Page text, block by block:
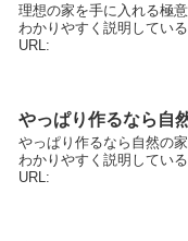
理想の家を手に入れる極
わかりやすく説明してい
URL:
やっぱり作るなら自
やっぱり作るなら自然の
わかりやすく説明してい
URL: